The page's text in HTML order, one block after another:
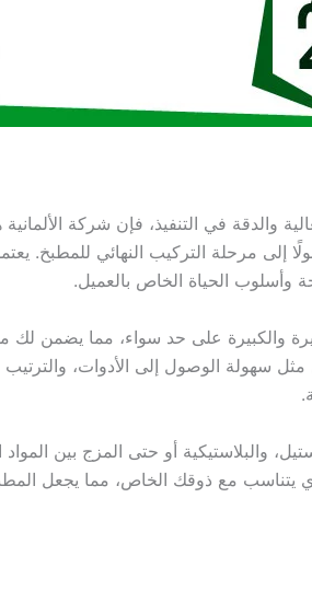
والدقة في التنفيذ، فإن شركة
إلى مرحلة التركيب النهائي للمطبخ.
وأسلوب الحياة الخاص بالعميل.
والكبيرة على حد سواء، مما يضمن لك
الوصول إلى الأدوات، والترتيب
والبلاستيكية أو حتى المزج بين
يتناسب مع ذوقك الخاص، مما يجعل